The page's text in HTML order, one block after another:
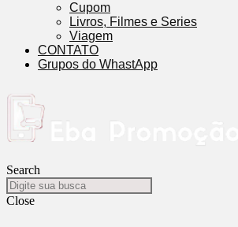
Cupom
Livros, Filmes e Series
Viagem
CONTATO
Grupos do WhastApp
Search
Close